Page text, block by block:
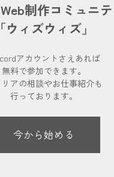
制作コミュニテ
「ウィズウィズ」
アカウントさえあれば
無料で参加できます。
アの相談やお仕事紹介も
行っております。
今から始める